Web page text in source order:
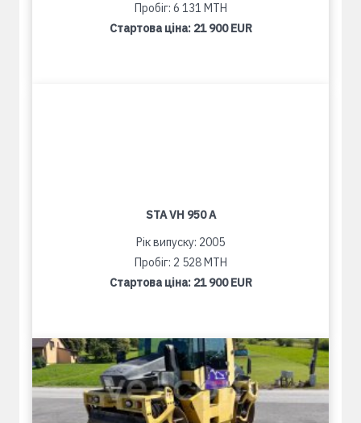
Пробіг: 6 131 MTH
Стартова ціна: 21 900 EUR
STA VH 950 A
Рік випуску: 2005
Пробіг: 2 528 MTH
Стартова ціна: 21 900 EUR